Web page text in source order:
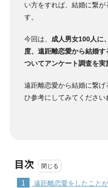
い方をすれば、結婚に繋
す。
今回は、 成人男女100人に
度、遠距離恋愛から結婚
ついてアンケート調査を実
遠距離恋愛から結婚に繋
ひ参考にしてみてください
目次
1 遠距離恋愛をしたこと